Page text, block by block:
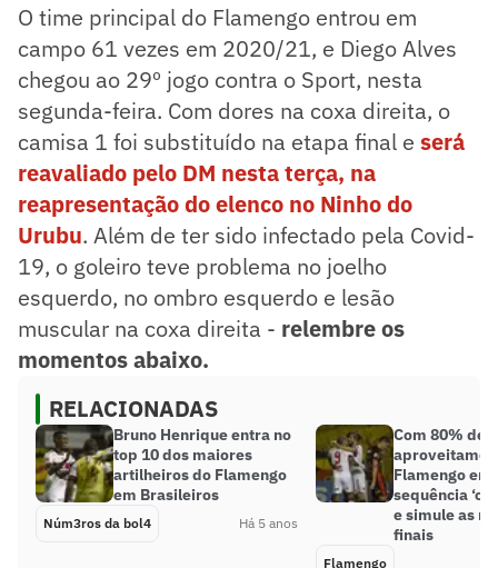
O time principal do Flamengo entrou em
campo 61 vezes em 2020/21, e Diego Alves
chegou ao 29º jogo contra o Sport, nesta
segunda-feira. Com dores na coxa direita, o
camisa 1 foi substituído na etapa final e será
reavaliado pelo DM nesta terça, na
reapresentação do elenco no Ninho do
Urubu. Além de ter sido infectado pela Covid-
19, o goleiro teve problema no joelho
esquerdo, no ombro esquerdo e lesão
muscular na coxa direita - relembre os
momentos abaixo.
RELACIONADAS
Bruno Henrique entra no
top 10 dos maiores
artilheiros do Flamengo
em Brasileiros
Núm3ros da bol4 Há 5 anos
Com 80% de
Flamengo
sequência
e simule as
finais
Flamengo